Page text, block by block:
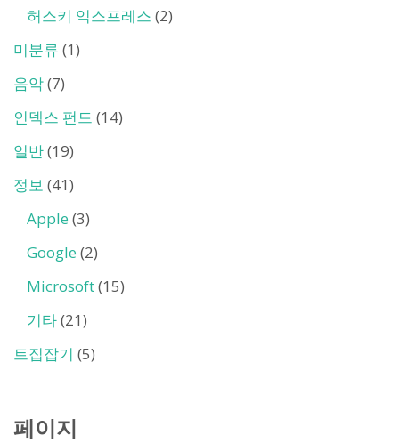
허스키 익스프레스 (2)
미분류 (1)
음악(7)
인덱스 펀드 (14)
일반(19)
정보 (41)
Apple (3)
Google (2)
Microsoft(15)
기타(21)
트집잡기 (5)
페이지